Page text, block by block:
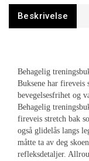
Beskrivelse
Behagelig
Buksene har fireveis
bevegelsesfrihet og
Behagelig
fireveis stretch bak
også glidelås langs
måtte ta av deg
refleksdetaljer.